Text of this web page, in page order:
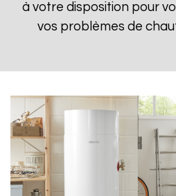
à votre disposition pour
vos problèmes de